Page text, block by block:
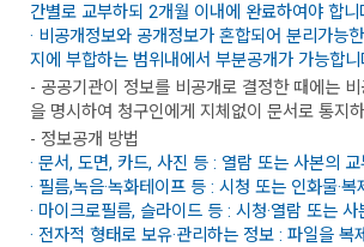
간별로 교부하되 2개월 이내에 완료하여야 합니
· 비공개정보와 공개정보가 혼합되어 분리가능
지에 부합하는 범위내에서 부분공개가 가능합니
- 공공기관이 정보를 비공개로 결정한 때에는 비
을 명시하여 청구인에게 지체없이 문서로 통지
- 정보공개 방법
· 문서, 도면, 카드, 사진 등 : 열람 또는 사본의 교
· 필름,녹음·녹화테이프 등 : 시청 또는 인화물·복
· 마이크로필름, 슬라이드 등 : 시청·열람 또는 사
· 전자적 형태로 보유·관리하는 정보 : 파일을 복